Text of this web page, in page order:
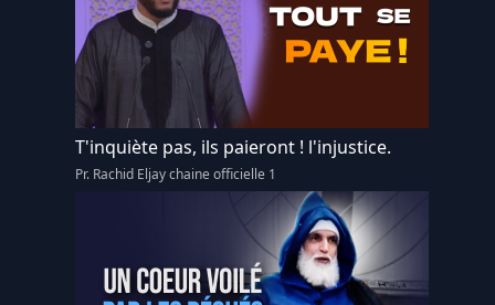
T'inquiète pas, ils paieront ! l'injustice.
Pr. Rachid Eljay chaine officielle 1